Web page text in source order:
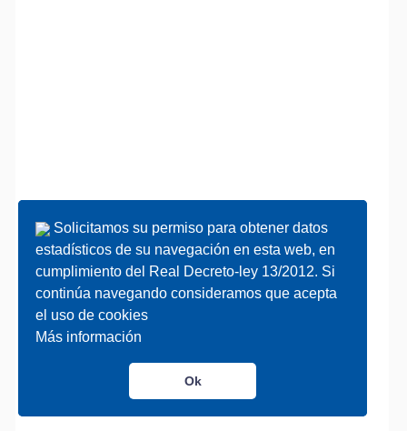
Solicitamos su permiso para obtener datos
estadísticos de su navegación en esta web, en
cumplimiento del Real Decreto-ley 13/2012. Si
continúa navegando consideramos que acepta
el uso de cookies
Más información
Ok
Solicitamos su permiso para obtener datos
estadísticos de su navegación en esta web, en
cumplimiento del Real Decreto-ley 13/2012. Si
continúa navegando consideramos que acepta
el uso de cookies
Más información
Ok